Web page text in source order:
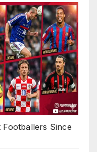
Footballers Since